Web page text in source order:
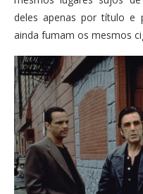
deles apenas por título e
ainda fumam os mesmos